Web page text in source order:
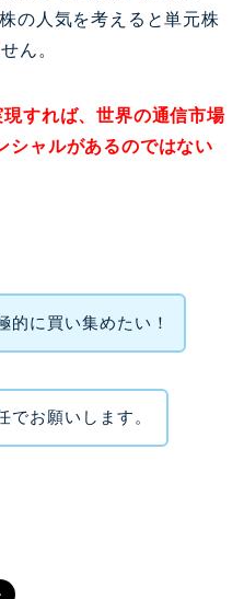
の人気を考えると単元株
ん。
すれば、世界の通信市場
シャルがあるのではない
的に買い集めたい！
お願いします。